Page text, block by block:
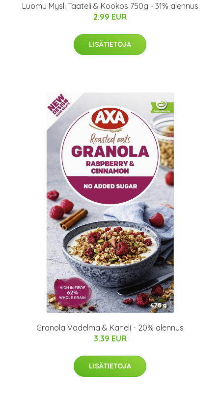
Luomu Mysli Taateli & Kookos 750g - 31% alennus
2.99 EUR
LISÄTIETOJA
Granola Vadelma & Kaneli - 20% alennus
3.39 EUR
LISÄTIETOJA